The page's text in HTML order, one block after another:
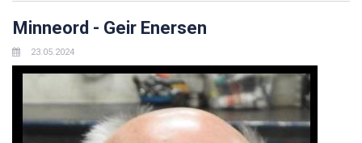
Minneord - Geir Enersen
23.05.2024